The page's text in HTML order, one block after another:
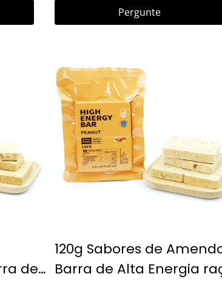
Pergunte
de
120g Sabores de
Barra de Alta Energia